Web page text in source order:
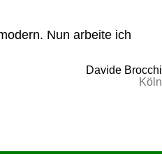
Nun arbeite ich
Davide Brocchi
Köln